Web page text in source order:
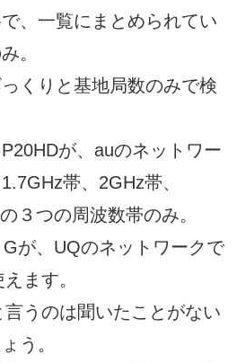
、一覧にまとめられてい
。
くりと基地局数のみで検
が、auのネットワー
帯、2GHz帯、
３つの周波数帯のみ。
が、UQのネットワークで
ます。
言うのは聞いたことがない
う。